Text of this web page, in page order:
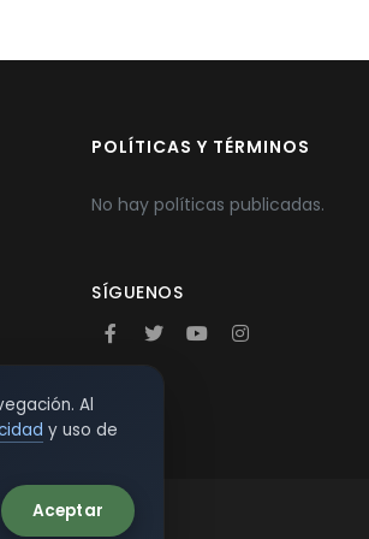
POLÍTICAS Y TÉRMINOS
No hay políticas publicadas.
SÍGUENOS
Al
y uso de
Aceptar